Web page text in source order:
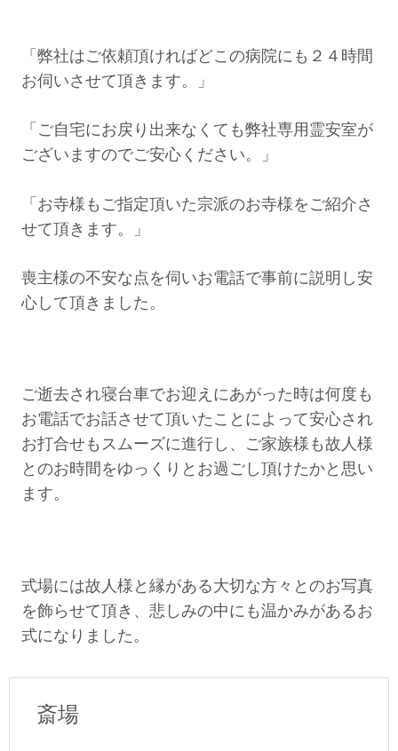
「弊社はご依頼頂ければどこの病院にも２４時間
お伺いさせて頂きます。」
「ご自宅にお戻り出来なくても弊社専用霊安室が
ございますのでご安心ください。」
「お寺様もご指定頂いた宗派のお寺様をご紹介さ
せて頂きます。」
喪主様の不安な点を伺いお電話で事前に説明し安
心して頂きました。
ご逝去され寝台車でお迎えにあがった時は何度も
お電話でお話させて頂いたことによって安心され
お打合せもスムーズに進行し、ご家族様も故人様
とのお時間をゆっくりとお過ごし頂けたかと思い
ます。
式場には故人様と縁がある大切な方々とのお写真
を飾らせて頂き、悲しみの中にも温かみがあるお
式になりました。
斎場